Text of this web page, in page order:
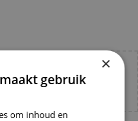
×
gebruik
om inhoud en